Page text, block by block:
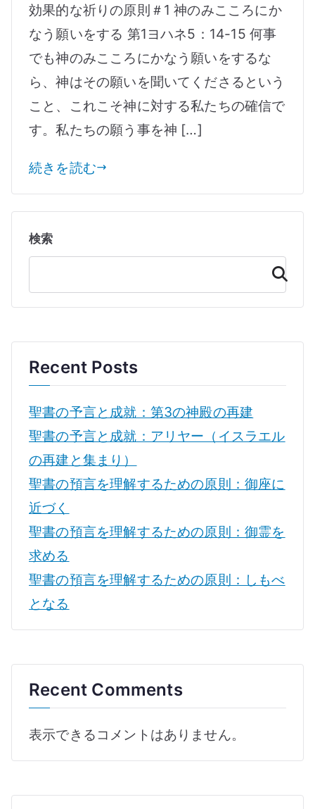
的
な
祈
り
の
則
＃
み
こ
ろ
な
願
い
を
す
る
の
効果的な祈りの原則＃1 神のみこころにか
なう願いをする 第1ヨハネ5：14-15 何事
でも神のみこころにかなう願いをするな
ら、神はその願いを聞いてくださるという
こと、これこそ神に対する私たちの確信で
す。私たちの願う事を神 […]
続きを読む
検索
検
索
Recent Posts
聖書の予言と成就：第3の神殿の再建
聖書の予言と成就：アリヤー（イスラエル
の再建と集まり）
聖書の預言を理解するための原則：御座に
近づく
聖書の預言を理解するための原則：御霊を
求める
聖書の預言を理解するための原則：しもべ
となる
Recent Comments
表示できるコメントはありません。